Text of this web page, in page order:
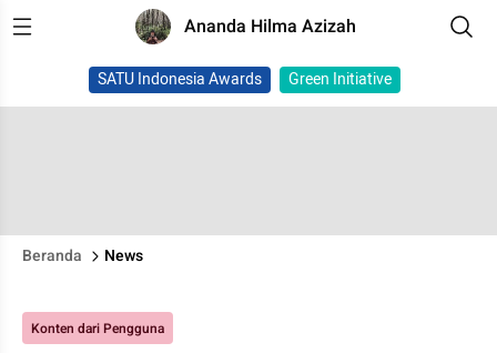
Ananda Hilma Azizah
SATU Indonesia Awards Green Initiative
Beranda News
Konten dari Pengguna